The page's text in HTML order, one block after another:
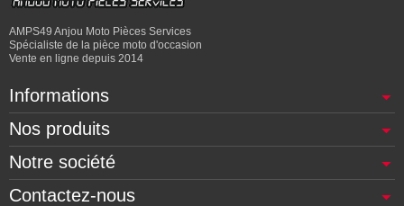
AMPS49 Anjou Moto Pièces Services
Spécialiste de la pièce moto d'occasion
Vente en ligne depuis 2014
Informations
Nos produits
Notre société
Contactez-nous